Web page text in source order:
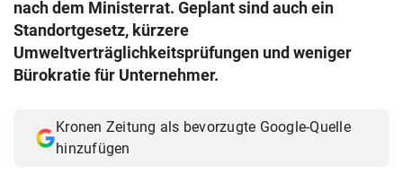
nach dem Ministerrat. Geplant sind auch ein
Standortgesetz, kürzere
Umweltverträglichkeitsprüfungen und weniger
Bürokratie für Unternehmer.
Kronen Zeitung als bevorzugte Google-Quelle
hinzufügen